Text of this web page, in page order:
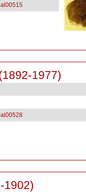
1977)
1902)